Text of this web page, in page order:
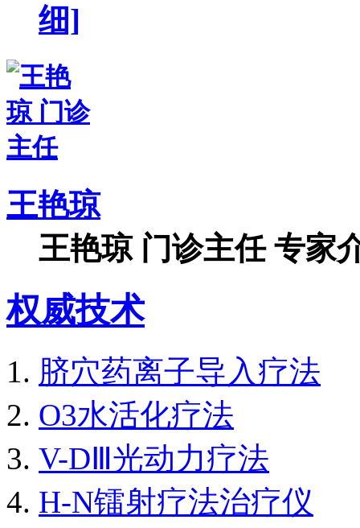
细]
王艳琼
王艳琼 门诊主任 专家
权威技术
脐穴药离子导入疗法
O3水活化疗法
V-DⅢ光动力疗法
H-N镭射疗法治疗仪